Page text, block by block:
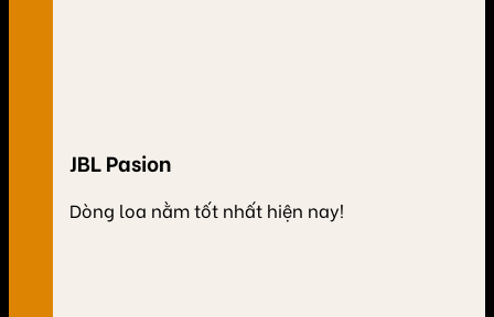
JBL Pasion
Dòng loa nằm tốt nhất hiện nay!